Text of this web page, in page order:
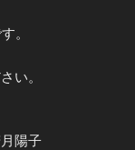
。
い。
陽子